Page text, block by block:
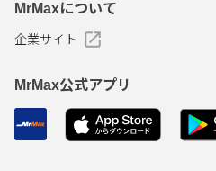
MrMaxについて
企業サイト
MrMax公式アプリ